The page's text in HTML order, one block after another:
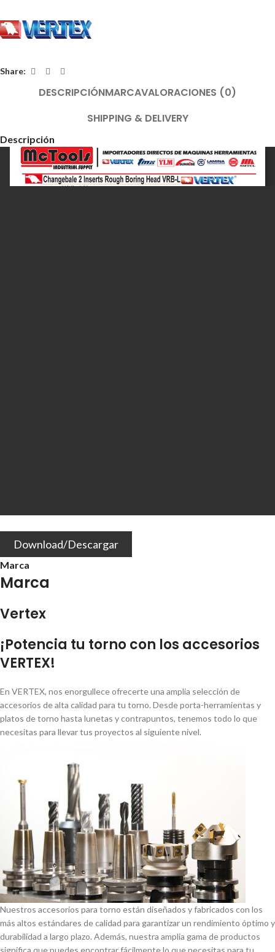
Share:
DESCRIPCIÓNMARCAVALORACIONES (0)
SHIPPING & DELIVERY
Descripción
Download/Descargar
Marca
Marca
Vertex
¡Potencia tu torno con los accesorios
VERTEX!
En VERTEX, nos enorgullece ofrecerte una amplia selección de
accesorios de alta calidad para tu torno. Desde porta-herramientas y
platos de torno hasta lunetas y contrapuntos, tenemos todo lo que
necesitas para llevar tus proyectos al siguiente nivel.
Nuestros accesorios para torno están diseñados y fabricados con los
más altos estándares de calidad para garantizar un rendimiento óptimo y
durabilidad a largo plazo. Además, nuestra amplia gama de productos
significa que puedes encontrar fácilmente lo que necesitas para tu